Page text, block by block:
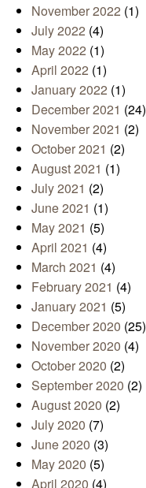
November 2022 (1)
July 2022 (4)
May 2022 (1)
April 2022 (1)
January 2022 (1)
December 2021 (24)
November 2021 (2)
October 2021 (2)
August 2021 (1)
July 2021 (2)
June 2021 (1)
May 2021 (5)
April 2021 (4)
March 2021 (4)
February 2021 (4)
January 2021 (5)
December 2020 (25)
November 2020 (4)
October 2020 (2)
September 2020 (2)
August 2020 (2)
July 2020 (7)
June 2020 (3)
May 2020 (5)
April 2020 (4)